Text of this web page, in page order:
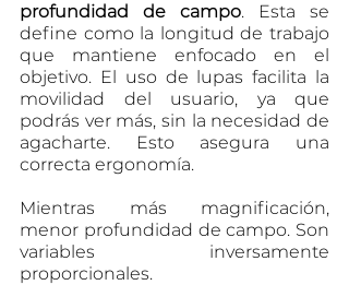
profundidad de campo. Esta se
define como la longitud de trabajo
que mantiene enfocado en el
objetivo. El uso de lupas facilita la
movilidad del usuario, ya que
podrás ver más, sin la necesidad de
agacharte. Esto asegura una
correcta ergonomía.
Mientras más magnificación,
menor profundidad de campo. Son
variables inversamente
proporcionales.